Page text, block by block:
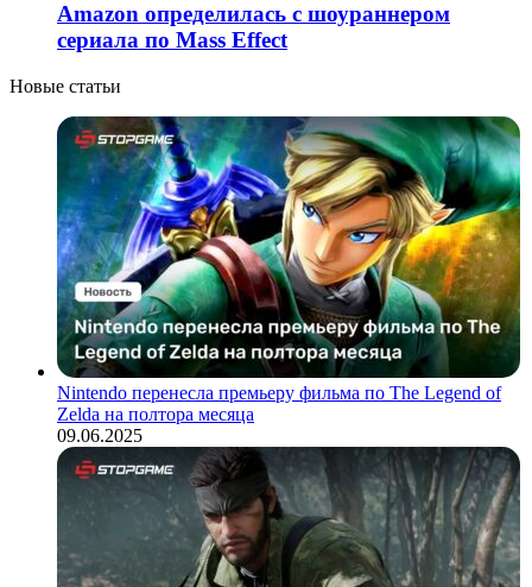
Amazon определилась с шоураннером
сериала по Mass Effect
Новые статьи
Nintendo перенесла премьеру фильма по The Legend of
Zelda на полтора месяца
09.06.2025